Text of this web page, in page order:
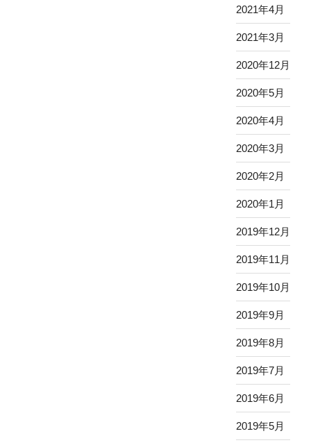
2021年4月
2021年3月
2020年12月
2020年5月
2020年4月
2020年3月
2020年2月
2020年1月
2019年12月
2019年11月
2019年10月
2019年9月
2019年8月
2019年7月
2019年6月
2019年5月